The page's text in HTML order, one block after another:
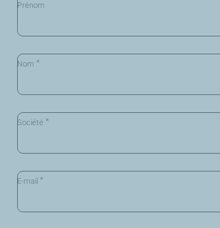
Prénom
Nom *
Société *
E-mail *